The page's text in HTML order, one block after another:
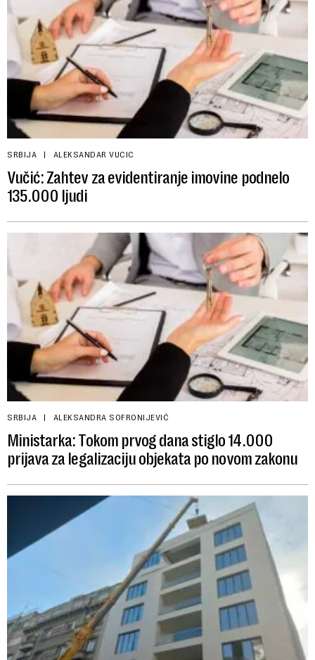
SRBIJA ALEKSANDAR VUCIC
Vučić: Zahtev za evidentiranje imovine podnelo
135.000 ljudi
SRBIJA ALEKSANDRA SOFRONIJEVIĆ
Ministarka: Tokom prvog dana stiglo 14.000
prijava za legalizaciju objekata po novom zakonu